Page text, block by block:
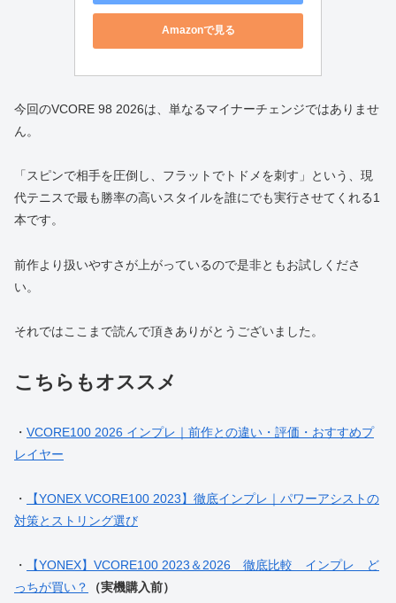
Amazonで見る
今回のVCORE 98 2026は、単なるマイナーチェンジではありませ
ん。
「スピンで相手を圧倒し、フラットでトドメを刺す」という、現
代テニスで最も勝率の高いスタイルを誰にでも実行させてくれる1
本です。
前作より扱いやすさが上がっているので是非ともお試しくださ
い。
それではここまで読んで頂きありがとうございました。
こちらもオススメ
・ VCORE100 2026 インプレ｜前作との違い・評価・おすすめプ
レイヤー
・
【YONEX VCORE100 2023】徹底インプレ｜パワーアシストの
対策とストリング選び
・
【YONEX】VCORE100 2023＆2026 徹底比較 インプレ ど
っちが買い？
（実機購入前）